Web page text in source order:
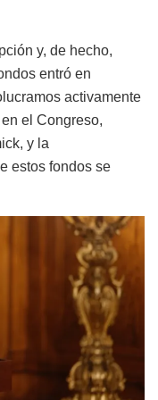
y, de hecho,
entró en
activamente
el Congreso,
y la
estos fondos se